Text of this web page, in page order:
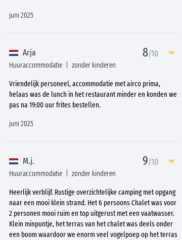
juni 2025
Arja 8/10
Huuraccommodatie zonder kinderen
Vriendelijk personeel, accommodatie met airco prima,
helaas was de lunch in het restaurant minder en konden we
pas na 19:00 uur frites bestellen.
juni 2025
M.j. 9/10
Huuraccommodatie zonder kinderen
Heerlijk verblijf. Rustige overzichtelijke camping met opgang
naar een mooi klein strand. Het 6 persoons Chalet was voor
2 personen mooi ruim en top uitgerust met een vaatwasser.
Klein minpuntje, het terras van het chalet was deels onder
een boom waardoor we enorm veel vogelpoep op het terras